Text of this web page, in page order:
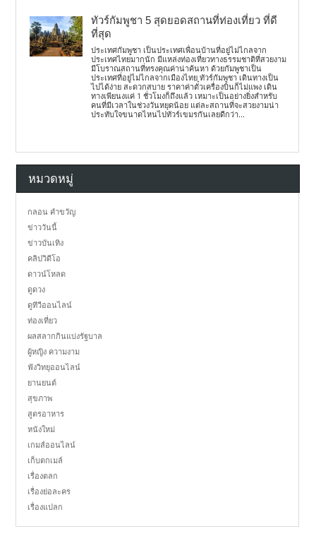
ทัวร์กัมพูชา 5 สุดยอดสถานที่ท่องเที่ยว ที่ดี
ที่สุด
ประเทศกัมพูชา เป็นประเทศเพื่อนบ้านที่อยู่ไม่ไกลจาก
ประเทศไทยมากนัก มีแหล่งท่องเที่ยวทางธรรมชาติที่สวยงาม
มีโบราณสถานที่ทรงคุณค่าน่าค้นหา ด้วยกัมพูชาเป็น
ประเทศที่อยู่ไม่ไกลจากเมืองไทย ทัวร์กัมพูชา เดินทางเป็น
ไปได้ง่าย สะดวกสบาย ราคาค่าตั๋วเครื่องบินก็ไม่แพง เดิน
ทางเพียนงแค่ 1 ชั่วโมงก็ถึงแล้ว เหมาะเป็นอย่างยิ่งสำหรับ
คนที่มีเวลาในช่วงวันหยุดน้อย แต่ละสถานที่จะสวยงามน่า
ประทับใจขนาดไหนไปทัวร์เขมรกันเลยดีกว่า...
หมวดหมู่
กลอน คำขวัญ
ข่าววันนี้
ข่าวบันเทิง
คลิปวิดีโอ
ดาวน์โหลด
ดูดวง
ดูทีวีออนไลน์
ท่องเที่ยว
ผลสลากกินแบ่งรัฐบาล
ผู้หญิง ความงาม
ฟังวิทยุออนไลน์
ยานยนต์
สุขภาพ
สูตรอาหาร
หนังใหม่
เกมส์ออนไลน์
เก็บตกเมล์
เรื่องตลก
เรื่องย่อละคร
เรื่องแปลก